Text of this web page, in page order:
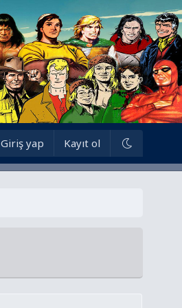
Giriş yap Kayıt ol